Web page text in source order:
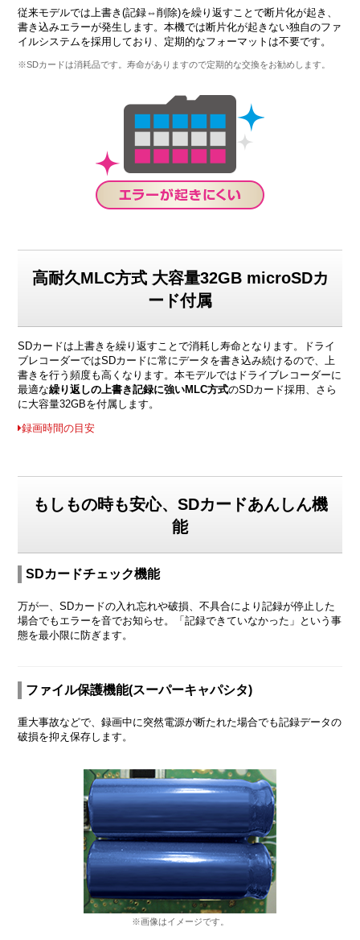
従来モデルでは上書き(記録⇔削除)を繰り返すことで断片化が起き、
書き込みエラーが発生します。本機では断片化が起きない独自のファ
イルシステムを採用しており、定期的なフォーマットは不要です。
※SDカードは消耗品です。寿命がありますので定期的な交換をお勧めします。
高耐久MLC方式 大容量32GB microSDカ
ード付属
SDカードは上書きを繰り返すことで消耗し寿命となります。ドライ
ブレコーダーではSDカードに常にデータを書き込み続けるので、上
書きを行う頻度も高くなります。本モデルではドライブレコーダーに
最適な繰り返しの上書き記録に強いMLC方式のSDカード採用、さら
に大容量32GBを付属します。
録画時間の目安
もしもの時も安心、SDカードあんしん機
能
SDカードチェック機能
万が一、SDカードの入れ忘れや破損、不具合により記録が停止した
場合でもエラーを音でお知らせ。「記録できていなかった」という事
態を最小限に防ぎます。
ファイル保護機能(スーパーキャパシタ)
重大事故などで、録画中に突然電源が断たれた場合でも記録データの
破損を抑え保存します。
※画像はイメージです。